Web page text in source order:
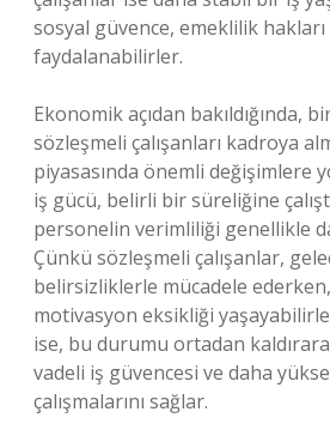
sosyal güvence, emeklilik
faydalanabilirler.
Ekonomik açıdan bakıldığında,
sözleşmeli çalışanları kadroya
piyasasında önemli değişimlere
iş gücü, belirli bir süreliğine
personelin verimliliği genellikle
Çünkü sözleşmeli çalışanlar,
belirsizliklerle mücadele
motivasyon eksikliği
ise, bu durumu ortadan
vadeli iş güvencesi ve daha
çalışmalarını sağlar.